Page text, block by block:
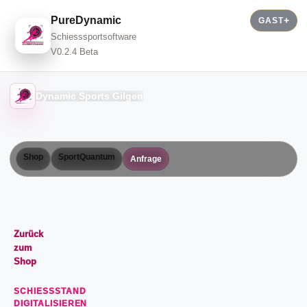
PureDynamic
Schiesssportsoftware
V0.2.4 Beta
GAST
Dynamic Sports Gilgen
Shop SportQuantum Anfrage
Zurück
zum
Shop
SCHIESSSTAND
DIGITALISIEREN